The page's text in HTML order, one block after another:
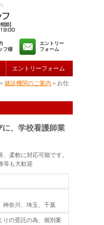
フ様
エントリー
フォーム
エントリーフォーム
＞ 健診機関のご案内 ＞お仕
、学校看護師業
柔軟に対応可能です。
等も大歓迎
神奈川、埼玉、千葉
りの受託の為、個別案